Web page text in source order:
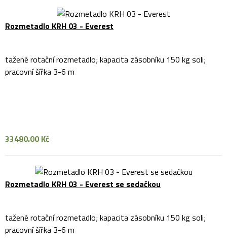
Rozmetadlo KRH 03 - Everest
tažené rotační rozmetadlo; kapacita zásobníku 150 kg soli;
pracovní šířka 3-6 m
33480.00 Kč
Rozmetadlo KRH 03 - Everest se sedačkou
tažené rotační rozmetadlo; kapacita zásobníku 150 kg soli;
pracovní šířka 3-6 m